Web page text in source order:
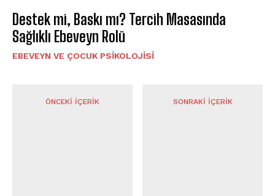
Destek mi, Baskı mı? Tercih Masasında
Sağlıklı Ebeveyn Rolü
EBEVEYN VE ÇOCUK PSIKOLOJISI
ÖNCEKI İÇERIK SONRAKI İÇERIK